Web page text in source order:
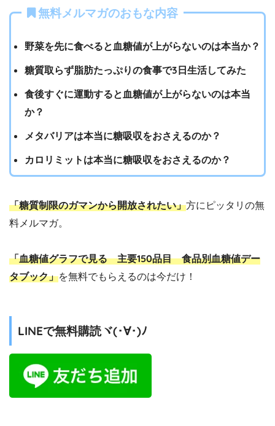
無料メルマガのおもな内容
野菜を先に食べると血糖値が上がらないのは本当か？
糖質取らず脂肪たっぷりの食事で3日生活してみた
食後すぐに運動すると血糖値が上がらないのは本当
か？
メタバリアは本当に糖吸収をおさえるのか？
カロリミットは本当に糖吸収をおさえるのか？
「糖質制限のガマンから開放されたい」方にピッタリの無
料メルマガ。
「血糖値グラフで見る 主要150品目 食品別血糖値デー
タブック」を無料でもらえるのは今だけ！
LINEで無料購読ヾ(･∀･)ﾉ